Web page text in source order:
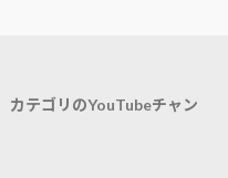
カテゴリのYouTubeチャン